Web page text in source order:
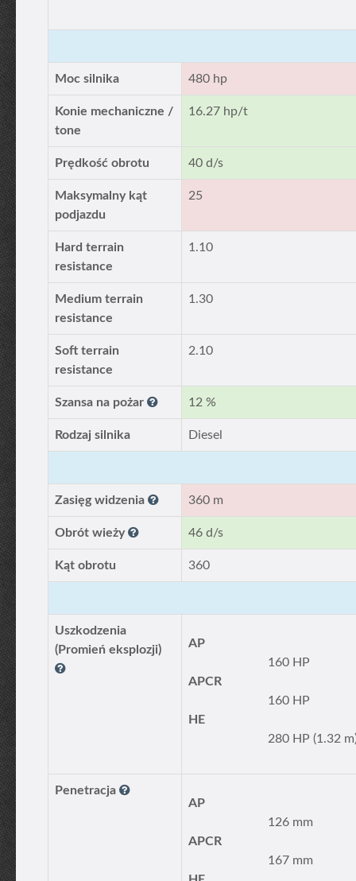
Moc silnika 480 hp
Konie mechaniczne /
tone
16.27 hp/t
Prędkość obrotu 40 d/s
Maksymalny kąt
podjazdu
25
Hard terrain
resistance
1.10
Medium terrain
resistance
1.30
Soft terrain
resistance
2.10
Szansa na pożar 12 %
Rodzaj silnika Diesel
Zasięg widzenia 360 m
Obrót wieży 46 d/s
Kąt obrotu 360
Uszkodzenia
(Promień eksplozji)
AP
160 HP
APCR
160 HP
HE
280 HP (1.32
Penetracja
AP
126 mm
APCR
167 mm